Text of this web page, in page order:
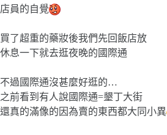
店員的自覺
買了超重的藥妝後我們先回飯店放
休息一下就去逛夜晚的國際通
不過國際通沒甚麼好逛的…
之前看到有人說國際通=墾丁大街
還真的滿像的因為賣的東西都大同小異